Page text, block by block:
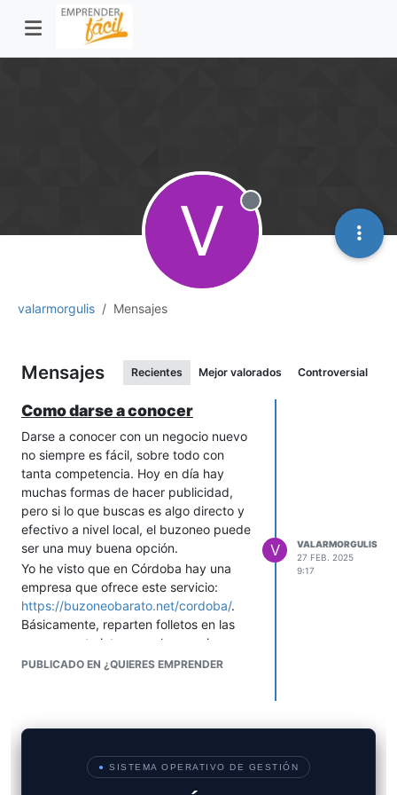
valarmorgulis Mensajes
V Desconectado
Mensajes Recientes Mejor valorados Controversial
Como darse a conocer
Darse a conocer con un negocio nuevo
no siempre es fácil, sobre todo con
tanta competencia. Hoy en día hay
muchas formas de hacer publicidad,
pero si lo que buscas es algo directo y
efectivo a nivel local, el buzoneo puede
ser una muy buena opción.
Yo he visto que en Córdoba hay una
empresa que ofrece este servicio:
https://buzoneobarato.net/cordoba/.
Básicamente, reparten folletos en las
zonas que te interesen, lo que viene
genial si tu negocio depende de clientes
sociales o alguna promo especial en los
folletos, puede atraer más clientes.
PUBLICADO EN ¿QUIERES EMPRENDER
V
VALARMORGULIS
27 FEB. 2025
9:17
● SISTEMA OPERATIVO DE GESTIÓN